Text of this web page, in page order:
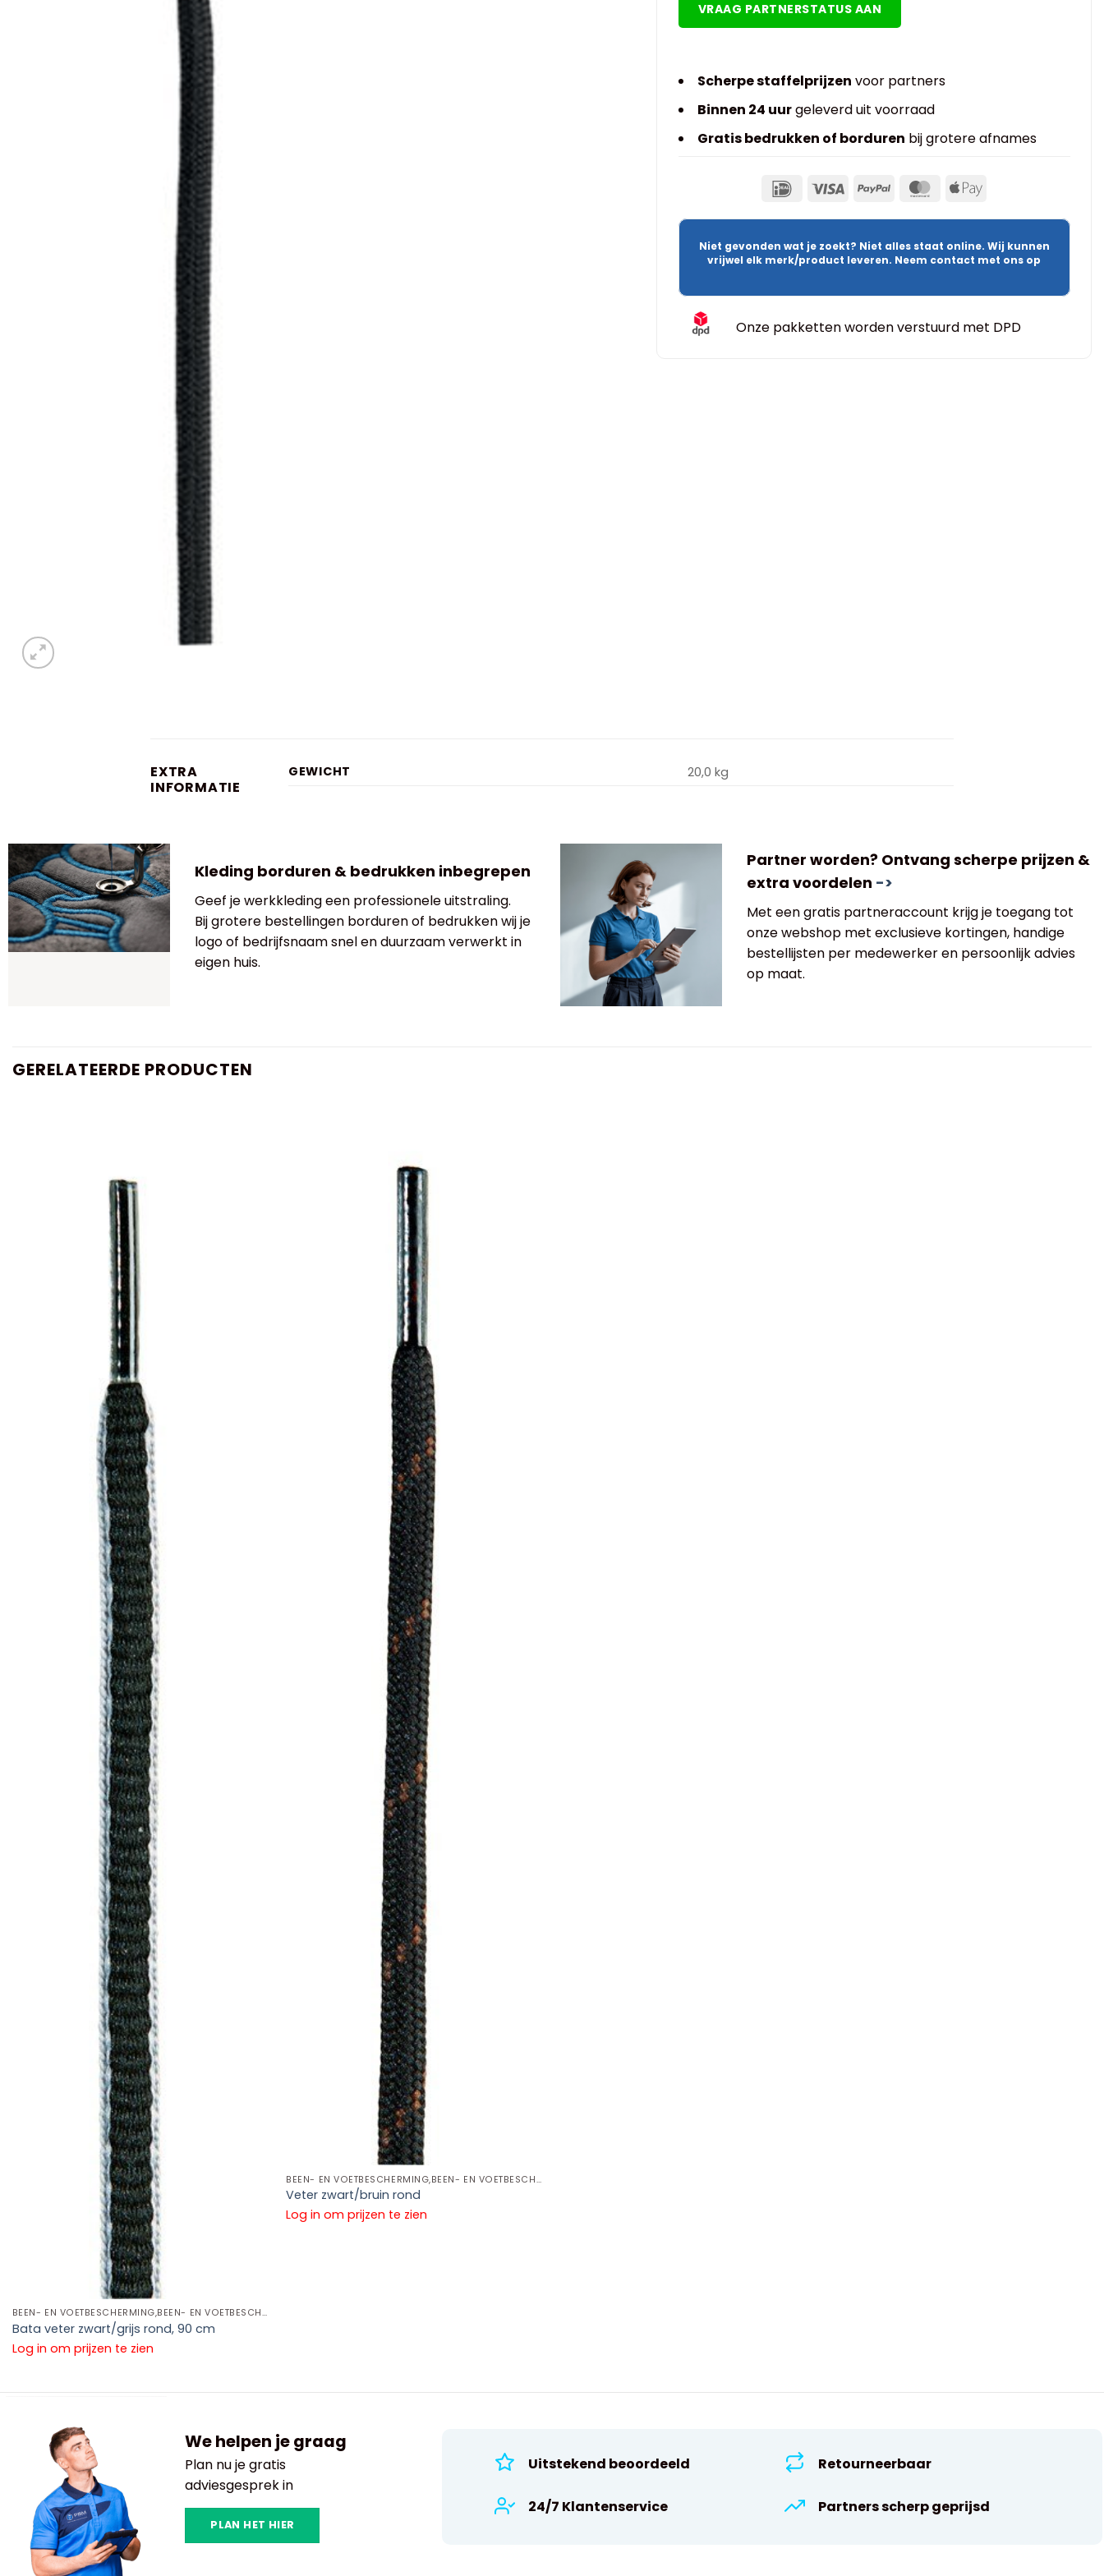
VRAAG PARTNERSTATUS AAN
Scherpe staffelprijzen voor partners
Binnen 24 uurgeleverd uit voorraad
Gratis bedrukken of borduren bij grotere afnames
Niet gevonden wat je zoekt? Niet alles staat online. Wij kunnen
vrijwel elk merk/product leveren. Neem contact met ons op
Onze pakketten worden verstuurd met DPD
EXTRA
INFORMATIE
GEWICHT 20,0 kg
Kleding borduren & bedrukken inbegrepen
Geef je werkkleding een professionele uitstraling.
Bij grotere bestellingen borduren of bedrukken wij je
logo of bedrijfsnaam snel en duurzaam verwerkt in
eigen huis.
Partner worden? Ontvang scherpe prijzen &
extra voordelen ->
Met een gratis partneraccount krijg je toegang tot
onze webshop met exclusieve kortingen, handige
bestellijsten per medewerker en persoonlijk advies
op maat.
GERELATEERDE PRODUCTEN
BEEN- EN VOETBESCHERMING,BEEN- EN VOETBESCHERMING TOEBEHOREN,VETERS
Bata veter zwart/grijs rond, 90 cm
Log in om prijzen te zien
BEEN- EN VOETBESCHERMING,BEEN- EN VOETBESCHERMING TOEBEHOREN,VETERS
Veter zwart/bruin rond
Log in om prijzen te zien
We helpen je graag
Plan nu je gratis
adviesgesprek in
PLAN HET HIER
Uitstekend beoordeeld
24/7 Klantenservice
Retourneerbaar
Partners scherp geprijsd